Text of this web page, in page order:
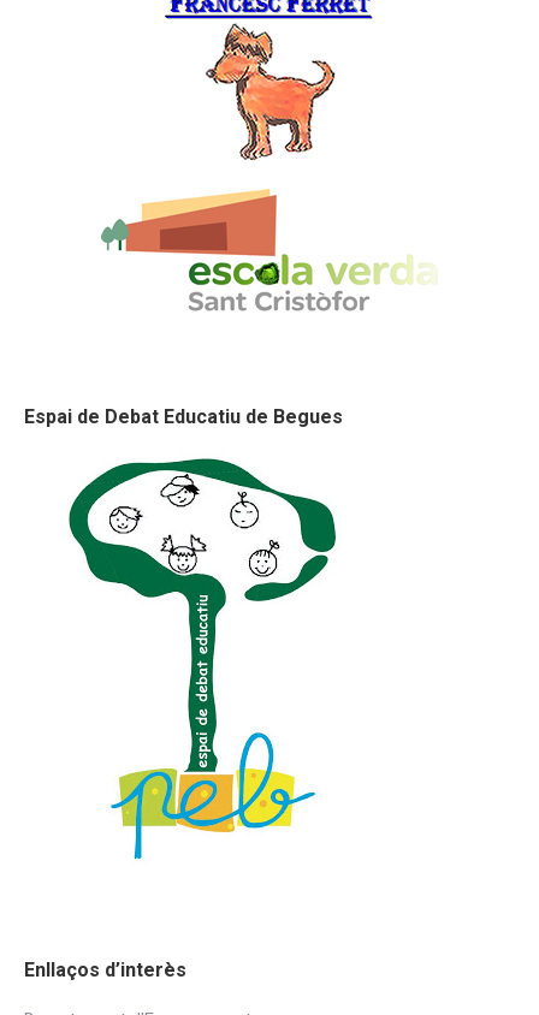
Espai de Debat Educatiu de Begues
Enllaços d’interès